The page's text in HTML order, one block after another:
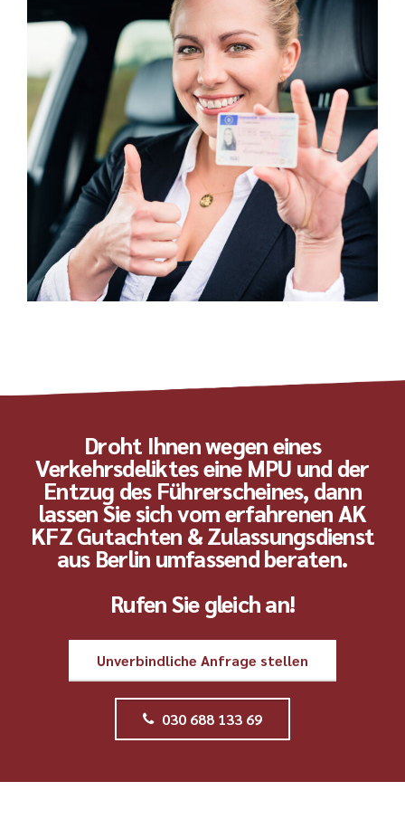
Droht Ihnen wegen eines
Verkehrsdeliktes eine MPU und der
Entzug des Führerscheines, dann
lassen Sie sich vom erfahrenen AK
KFZ Gutachten & Zulassungsdienst
aus Berlin umfassend beraten.
Rufen Sie gleich an!
Unverbindliche Anfrage stellen
030 688 133 69